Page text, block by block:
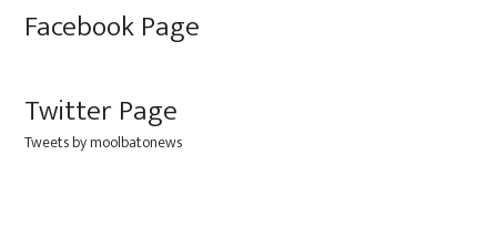
Facebook Page
Twitter Page
Tweets by moolbatonews